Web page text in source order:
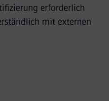
erforderlich
mit externen